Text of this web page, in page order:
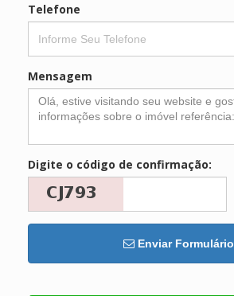
Telefone
Mensagem
Digite o código de confirmação:
Enviar Formulário